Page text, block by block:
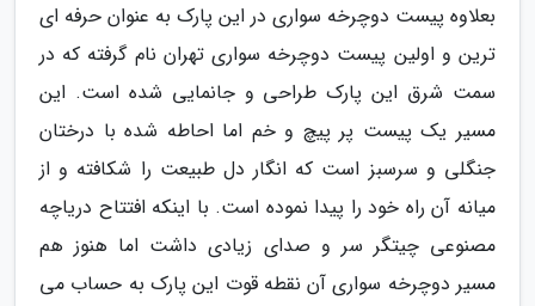
بعلاوه پیست دوچرخه سواری در این پارک به عنوان حرفه ای
ترین و اولین پیست دوچرخه سواری تهران نام گرفته که در
سمت شرق این پارک طراحی و جانمایی شده است. این
مسیر یک پیست پر پیچ و خم اما احاطه شده با درختان
جنگلی و سرسبز است که انگار دل طبیعت را شکافته و از
میانه آن راه خود را پیدا نموده است. با اینکه افتتاح دریاچه
مصنوعی چیتگر سر و صدای زیادی داشت اما هنوز هم
مسیر دوچرخه سواری آن نقطه قوت این پارک به حساب می